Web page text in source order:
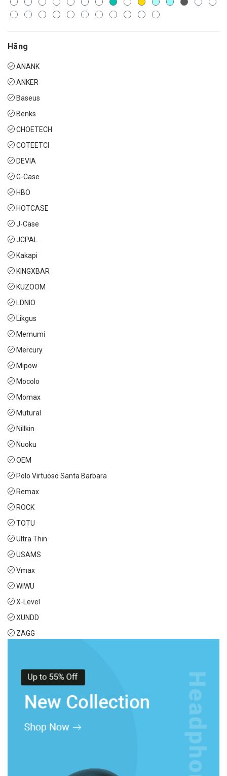
Hãng
ANANK
ANKER
Baseus
Benks
CHOETECH
COTEETCI
DEVIA
G-Case
HBO
HOTCASE
J-Case
JCPAL
Kakapi
KINGXBAR
KUZOOM
LDNIO
Likgus
Memumi
Mercury
Mipow
Mocolo
Momax
Mutural
Nillkin
Nuoku
OEM
Polo Virtuoso Santa Barbara
Remax
ROCK
TOTU
Ultra Thin
USAMS
Vmax
WIWU
X-Level
XUNDD
ZAGG